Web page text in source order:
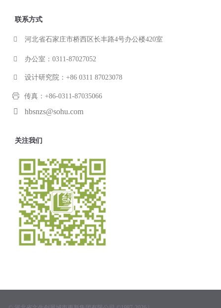
联系方式
河北省石家庄市桥西区长丰路4号办公楼420室
办公室：0311-87027052
设计研究院：+86 0311 87023078
传真：+86-0311-87035066
hbsnzs@sohu.com
关注我们